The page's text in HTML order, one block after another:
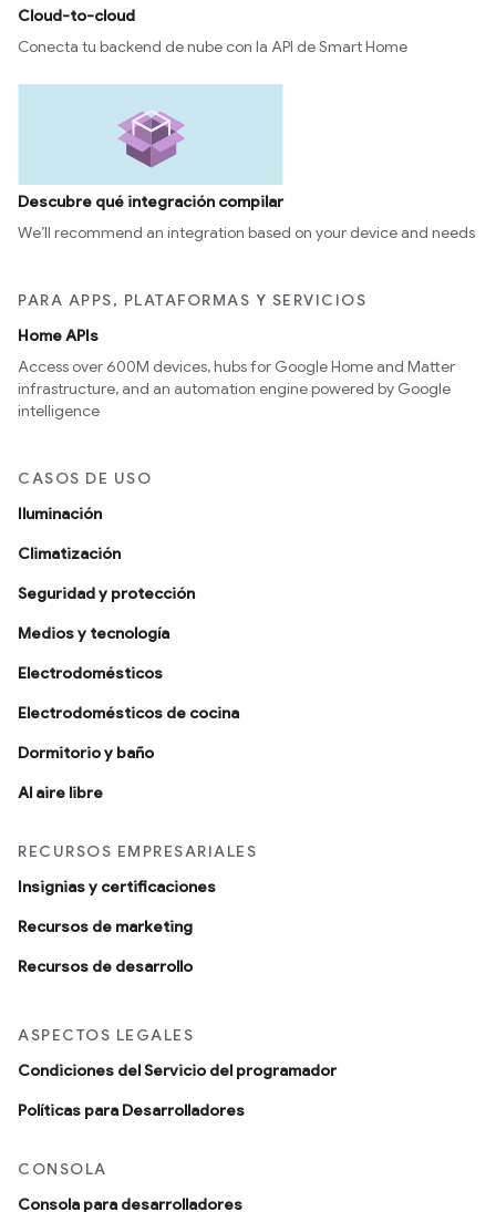
Cloud-to-cloud
Conecta tu backend de nube con la API de Smart Home
Descubre qué integración compilar
We’ll recommend an integration based on your device and needs
PARA APPS, PLATAFORMAS Y SERVICIOS
Home APIs
Access over 600M devices, hubs for Google Home and Matter
infrastructure, and an automation engine powered by Google
intelligence
CASOS DE USO
Iluminación
Climatización
Seguridad y protección
Medios y tecnología
Electrodomésticos
Electrodomésticos de cocina
Dormitorio y baño
Al aire libre
RECURSOS EMPRESARIALES
Insignias y certificaciones
Recursos de marketing
Recursos de desarrollo
ASPECTOS LEGALES
Condiciones del Servicio del programador
Políticas para Desarrolladores
CONSOLA
Consola para desarrolladores